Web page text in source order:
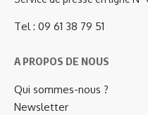
Tel : 09 61 38 79 51
A PROPOS DE NOUS
Qui sommes-nous ?
Newsletter